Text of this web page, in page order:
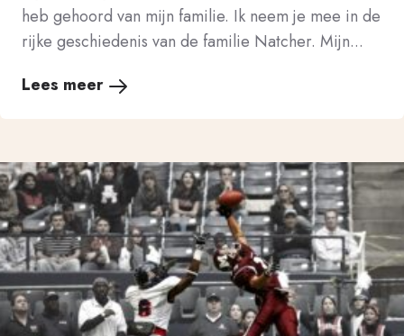
heb gehoord van mijn familie. Ik neem je mee in de
rijke geschiedenis van de familie Natcher. Mijn...
Lees meer